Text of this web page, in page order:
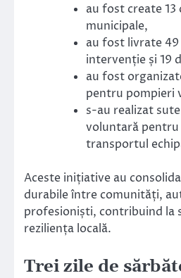
au fost create
municipale,
au fost livrate 49
intervenție și 19
au fost
pentru pompieri
s-au realizat
voluntară pentru
transportul
Aceste inițiative au
durabile între comunități,
profesioniști, contribuind la
reziliența locală.
Trei zile de